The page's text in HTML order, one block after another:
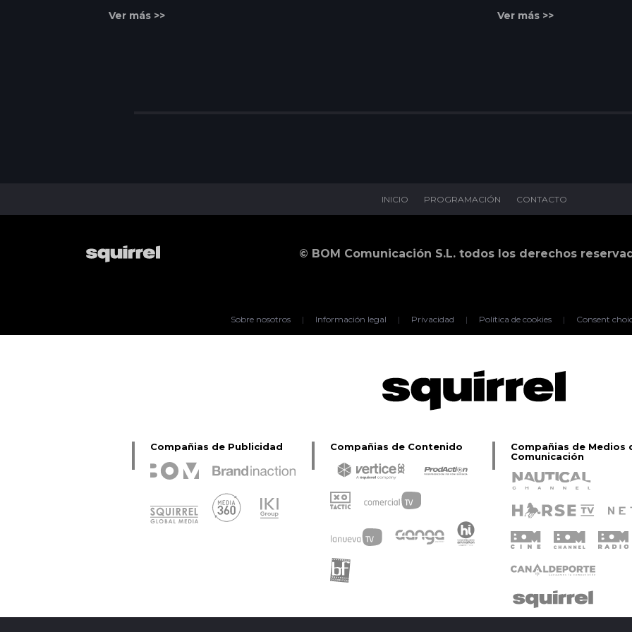
Ver más >> Ver más >>
INICIO PROGRAMACIÓN CONTACTO
© BOM Comunicación S.L. todos los derechos
Sobre nosotros | Información legal | Privacidad | Política de cookies | Consent
Compañias de Publicidad Compañias de Contenido
Compañias de Medios
Comunicación